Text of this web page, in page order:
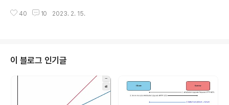
다. 도메인은 정해져 있지 않고, 신규 회원을 모을 수 있다
팀이 스타트업 형태로 일한다. 그러면서 공동의 목표를 공
유한다. 승건님이 말씀하시는 피자 두판의 법칙이란게 있
는데, 한 팀의 인원이 8명이 넘으면 비효율, 불통이 생긴다
는 것이다. 토스는 이런 가치를 지키기 위해서 조직을 나누
고 나눠서, 소규모 스타트업 형태로 운영한다. 매력적이다.
40 10 2023. 2. 15.
이 블로그 인기글